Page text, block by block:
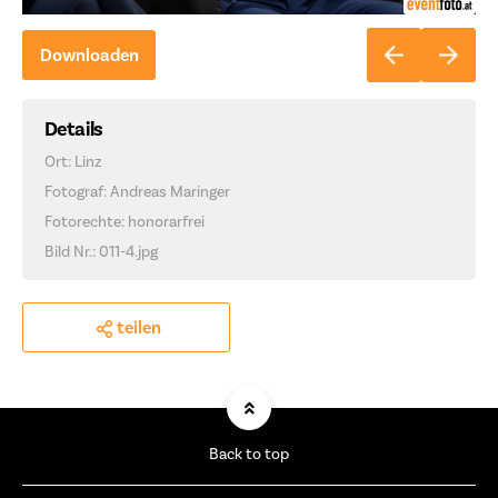
Downloaden
Details
Ort: Linz
Fotograf: Andreas Maringer
Fotorechte: honorarfrei
Bild Nr.: 011-4.jpg
teilen
Back to top